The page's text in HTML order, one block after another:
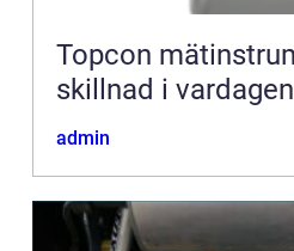
Topcon mätinstrument som gör
skillnad i vardagen
admin